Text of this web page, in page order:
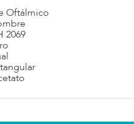
Oftálmico
2069